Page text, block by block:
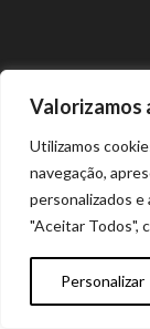
Valorizamos
Utilizamos
navegação,
personalizados e
"Aceitar Todos",
Personalizar
Política de
Termos e condições
Centro de